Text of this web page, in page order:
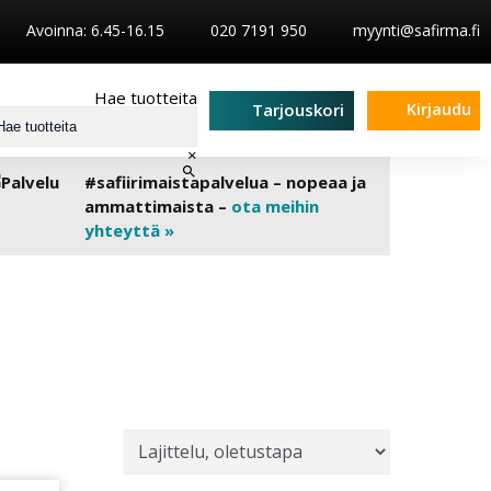
Avoinna: 6.45-16.15 020 7191 950 myynti@safirma.fi
Hae tuotteita
×
Tarjouskori Kirjaudu
#safiirimaistapalvelua – nopeaa ja
ammattimaista – ota meihin
yhteyttä »